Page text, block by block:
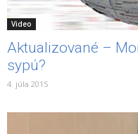
Video
Aktualizované –
sypú?
4. júla 2015